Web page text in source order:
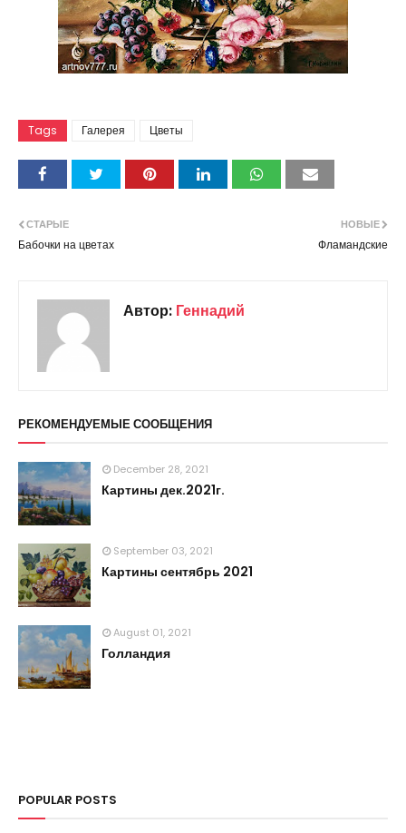
Tags Галерея Цветы
НОВЫЕ
Фламандские
СТАРЫЕ
Бабочки на цветах
Автор: Геннадий
РЕКОМЕНДУЕМЫЕ СООБЩЕНИЯ
December 28, 2021
Картины дек.2021г.
September 03, 2021
Картины сентябрь 2021
August 01, 2021
Голландия
POPULAR POSTS